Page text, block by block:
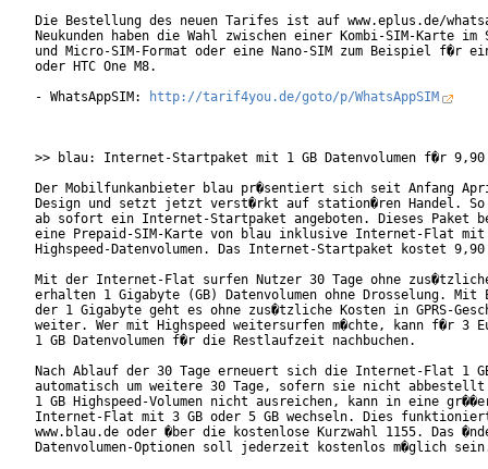
Die Bestellung des neuen Tarifes ist auf www.eplus.de/
Neukunden haben die Wahl zwischen einer Kombi-SIM-Karte im
und Micro-SIM-Format oder eine Nano-SIM zum Beispiel f�r
oder HTC One M8.
- WhatsAppSIM:
http://tarif4you.de/goto/p/WhatsAppSIM
>> blau: Internet-Startpaket mit 1 GB Datenvolumen f�r 9,90
Der Mobilfunkanbieter blau pr�sentiert sich seit Anfang
Design und setzt jetzt verst�rkt auf station�ren Handel.
ab sofort ein Internet-Startpaket angeboten. Dieses Paket
eine Prepaid-SIM-Karte von blau inklusive Internet-Flat mit
Highspeed-Datenvolumen. Das Internet-Startpaket kostet
Mit der Internet-Flat surfen Nutzer 30 Tage ohne
erhalten 1 Gigabyte (GB) Datenvolumen ohne Drosselung. Mit
der 1 Gigabyte geht es ohne zus�tzliche Kosten in GPRS-
weiter. Wer mit Highspeed weitersurfen m�chte, kann f�r 3
1 GB Datenvolumen f�r die Restlaufzeit nachbuchen.
Nach Ablauf der 30 Tage erneuert sich die Internet-Flat 1
automatisch um weitere 30 Tage, sofern sie nicht abbestellt
1 GB Highspeed-Volumen nicht ausreichen, kann in eine
Internet-Flat mit 3 GB oder 5 GB wechseln. Dies
www.blau.de oder �ber die kostenlose Kurzwahl 1155. Das
Datenvolumen-Optionen soll jederzeit kostenlos m�glich